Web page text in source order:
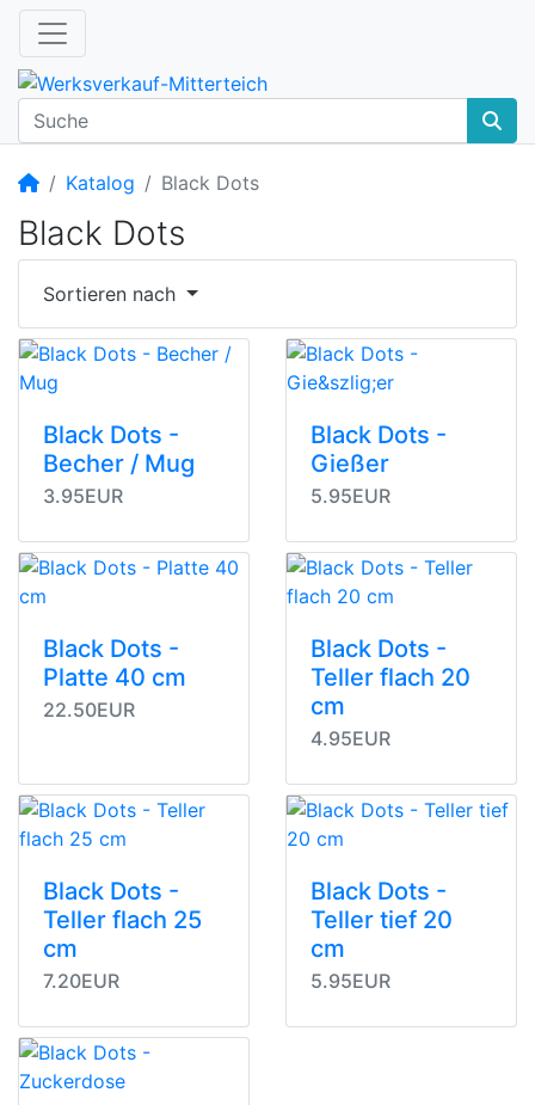
Startseite
Katalog Black Dots
Black Dots
Sortieren nach
Black Dots -
Becher / Mug
3.95EUR
Black Dots -
Gießer
5.95EUR
Black Dots -
Platte 40 cm
22.50EUR
Black Dots -
Teller flach 20
cm
4.95EUR
Black Dots -
Teller flach 25
cm
7.20EUR
Black Dots -
Teller tief 20
cm
5.95EUR